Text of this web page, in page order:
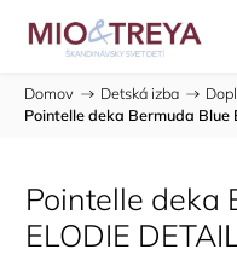
Domov / Detská izba /
Pointelle deka Bermuda Blue
Pointelle deka
ELODIE